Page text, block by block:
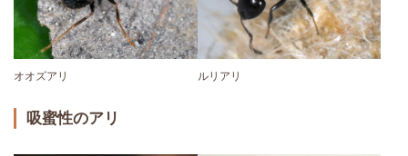
オオズアリ ルリアリ
吸蜜性のアリ